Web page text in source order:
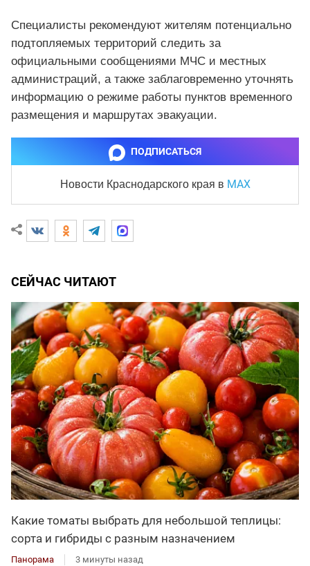
Специалисты рекомендуют жителям потенциально
подтопляемых территорий следить за
официальными сообщениями МЧС и местных
администраций, а также заблаговременно уточнять
информацию о режиме работы пунктов временного
размещения и маршрутах эвакуации.
ПОДПИСАТЬСЯ
Новости Краснодарского края в MAX
СЕЙЧАС ЧИТАЮТ
Какие томаты выбрать для небольшой теплицы:
сорта и гибриды с разным назначением
Панорама 3 минуты назад